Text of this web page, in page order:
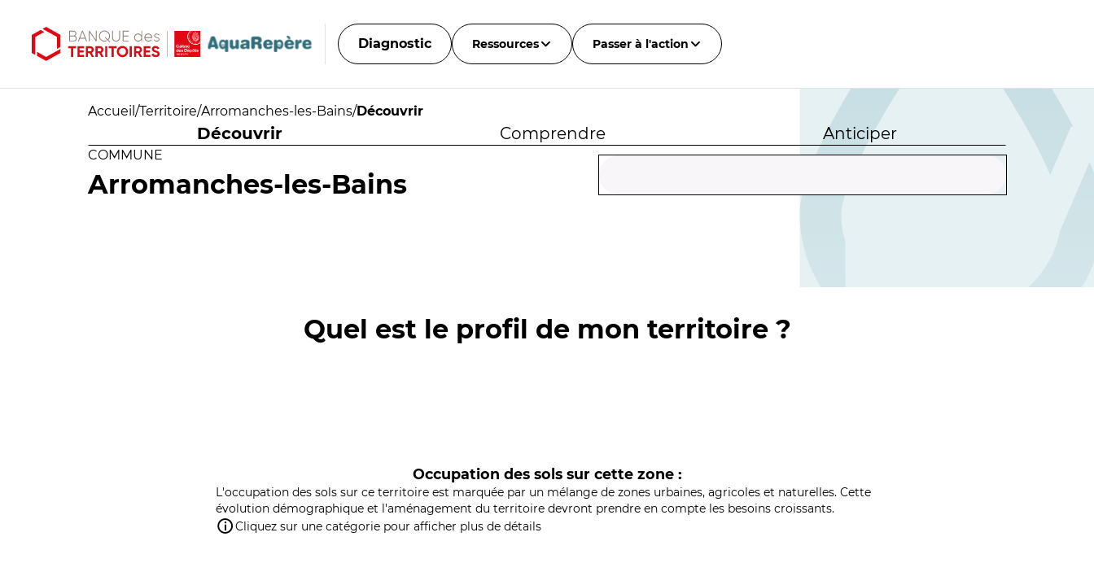
Diagnostic Ressources Passer à l'action
Accueil /Territoire/Arromanches-les-Bains/Découvrir
Découvrir Comprendre Anticiper
COMMUNE
Arromanches-les-Bains
Quel est le profil de mon territoire ?
Occupation des sols sur cette zone :
L'occupation des sols sur ce territoire est marquée par un mélange de zones urbaines, agricoles et naturelles. Cette
évolution démographique et l'aménagement du territoire devront prendre en compte les besoins croissants.
Cliquez sur une catégorie pour afficher plus de détails